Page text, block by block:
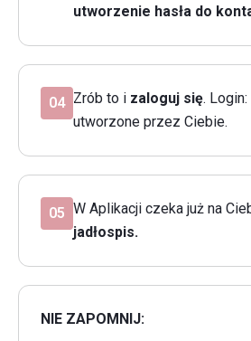
utworzenie hasła do
04 Zrób to i zaloguj się. Login:
utworzone przez Ciebie.
05 W Aplikacji czeka już na
jadłospis.
NIE ZAPOMNIJ: